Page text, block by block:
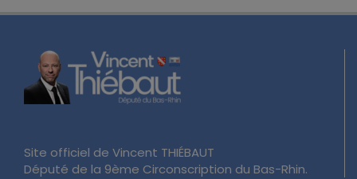
Site officiel de Vincent THIÉBAUT